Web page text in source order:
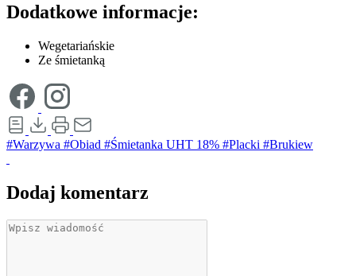
Dodatkowe informacje:
Wegetariańskie
Ze śmietanką
#Warzywa #Obiad #Śmietanka UHT 18% #Placki #Brukiew
Dodaj komentarz